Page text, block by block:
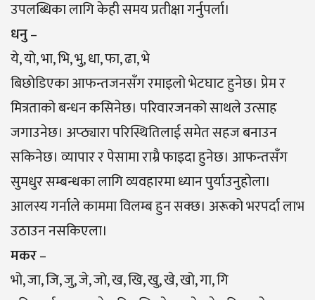
उपलब्धिका लागि केही समय प्रतीक्षा गर्नुपर्ला।
धनु–
ये, यो, भा, भि, भु, धा, फा, ढा, भे
बिछोडिएका आफन्तजनसँग रमाइलो भेटघाट हुनेछ। प्रेम र
मित्रताको बन्धन कसिनेछ। परिवारजनको साथले उत्साह
जगाउनेछ। अप्ठ्यारा परिस्थितिलाई समेत सहज बनाउन
सकिनेछ। व्यापार र पेसामा राम्रै फाइदा हुनेछ। आफन्तसँग
सुमधुर सम्बन्धका लागि व्यवहारमा ध्यान पुर्याउनुहोला।
आलस्य गर्नाले काममा विलम्ब हुन सक्छ। अरूको भरपर्दा लाभ
उठाउन नसकिएला।
मकर–
भो, जा, जि, जु, जे, जो, ख, खि, खु, खे, खो, गा, गि